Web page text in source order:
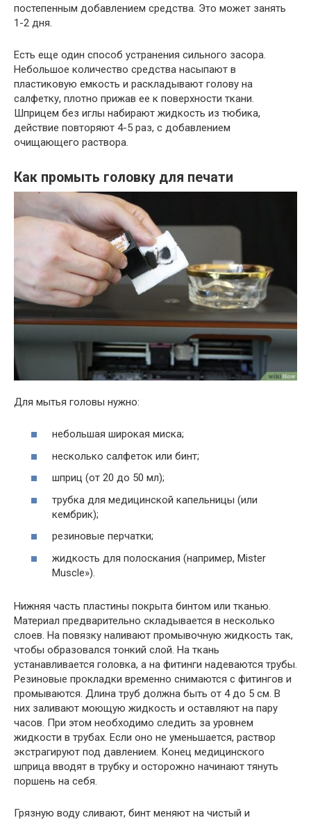
постепенным добавлением средства. Это может занять
1-2 дня.
Есть еще один способ устранения сильного засора.
Небольшое количество средства насыпают в
пластиковую емкость и раскладывают голову на
салфетку, плотно прижав ее к поверхности ткани.
Шприцем без иглы набирают жидкость из тюбика,
действие повторяют 4-5 раз, с добавлением
очищающего раствора.
Как промыть головку для печати
Для мытья головы нужно:
небольшая широкая миска;
несколько салфеток или бинт;
шприц (от 20 до 50 мл);
трубка для медицинской капельницы (или
кембрик);
резиновые перчатки;
жидкость для полоскания (например, Mister
Muscle»).
Нижняя часть пластины покрыта бинтом или тканью.
Материал предварительно складывается в несколько
слоев. На повязку наливают промывочную жидкость так,
чтобы образовался тонкий слой. На ткань
устанавливается головка, а на фитинги надеваются трубы.
Резиновые прокладки временно снимаются с фитингов и
промываются. Длина труб должна быть от 4 до 5 см. В
них заливают моющую жидкость и оставляют на пару
часов. При этом необходимо следить за уровнем
жидкости в трубах. Если оно не уменьшается, раствор
экстрагируют под давлением. Конец медицинского
шприца вводят в трубку и осторожно начинают тянуть
поршень на себя.
Грязную воду сливают, бинт меняют на чистый и